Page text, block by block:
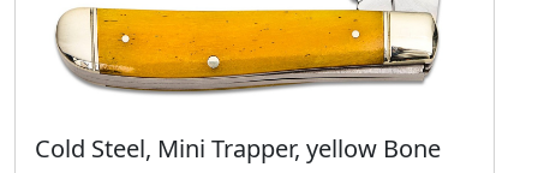
Cold Steel, Mini Trapper, yellow Bone